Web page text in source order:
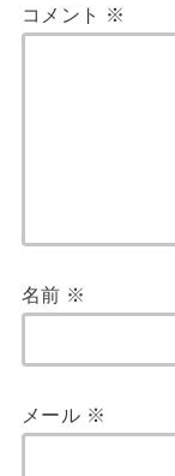
コメント ※
名前 ※
メール ※